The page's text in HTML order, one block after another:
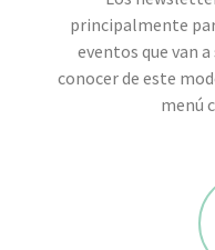
principalmente
eventos que van
conocer de este
menú